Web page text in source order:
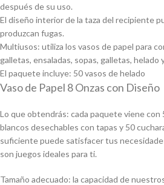
después de su uso.
El diseño interior de la taza del recipiente
produzcan fugas.
Multiusos: utiliza los vasos de papel para
galletas, ensaladas, sopas, galletas, helado
El paquete incluye: 50 vasos de helado
Vaso de Papel 8 Onzas con Diseño
Lo que obtendrás: cada paquete viene
blancos desechables con tapas y 50
suficiente puede satisfacer tus
son juegos ideales para ti.
Tamaño adecuado: la capacidad de